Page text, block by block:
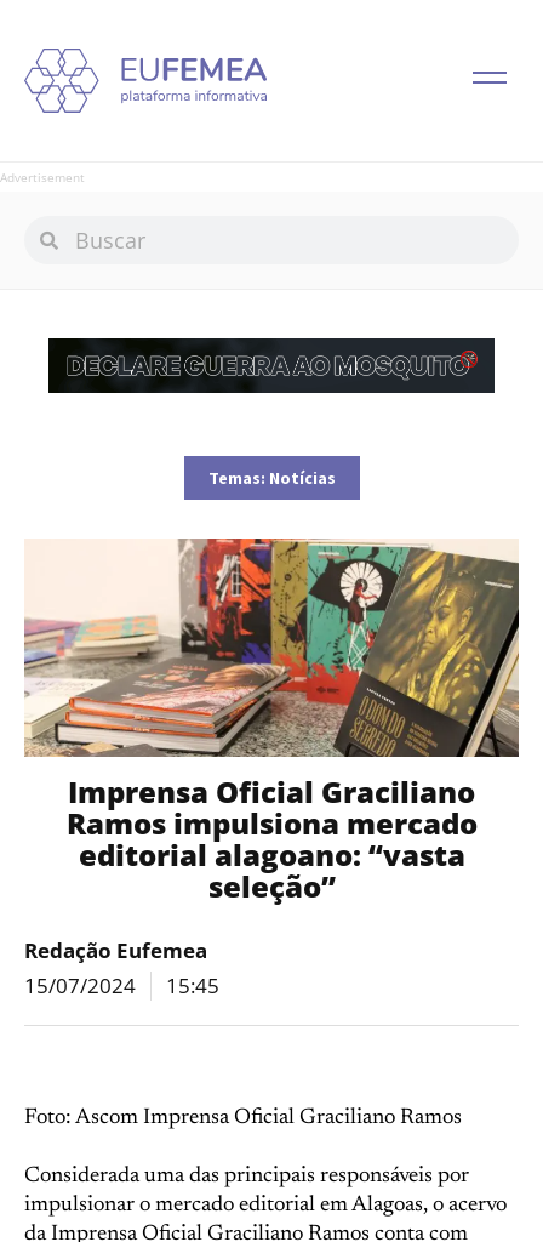
Advertisement
Temas: Notícias
Imprensa Oficial Graciliano
Ramos impulsiona mercado
editorial alagoano: “vasta
seleção”
Redação Eufemea
15/07/2024
15:45
Foto: Ascom Imprensa Oficial Graciliano Ramos
Considerada uma das principais responsáveis por
impulsionar o mercado editorial em Alagoas, o acervo
da Imprensa Oficial Graciliano Ramos conta com